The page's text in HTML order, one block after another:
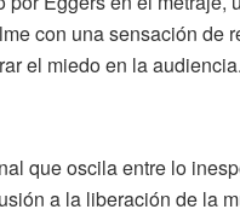
con una sensación de
el miedo en la audiencia.
que oscila entre lo
a la liberación de la